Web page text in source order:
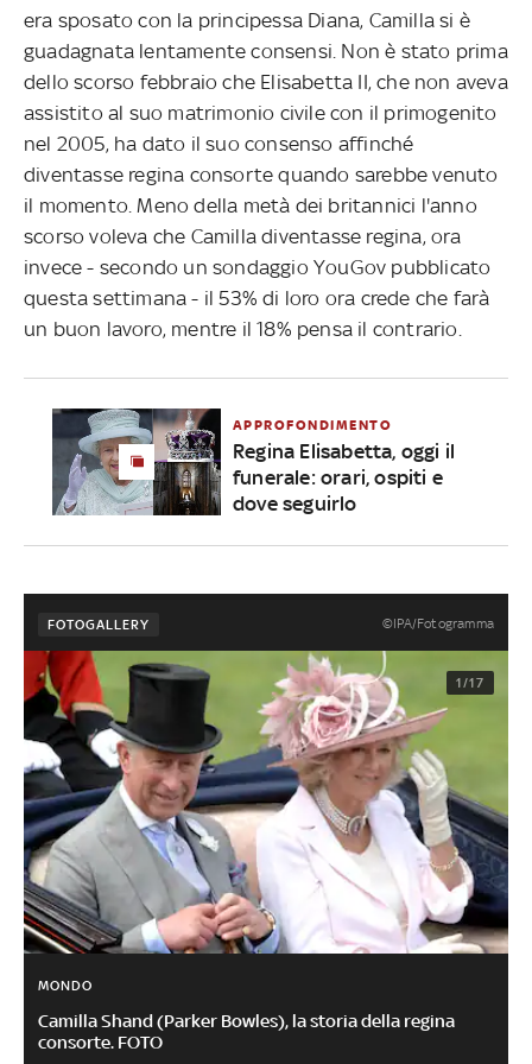
era sposato con la principessa Diana, Camilla si è
guadagnata lentamente consensi. Non è stato prima
dello scorso febbraio che Elisabetta II, che non aveva
assistito al suo matrimonio civile con il primogenito
nel 2005, ha dato il suo consenso affinché
diventasse regina consorte quando sarebbe venuto
il momento. Meno della metà dei britannici l'anno
scorso voleva che Camilla diventasse regina, ora
invece - secondo un sondaggio YouGov pubblicato
questa settimana - il 53% di loro ora crede che farà
un buon lavoro, mentre il 18% pensa il contrario.
APPROFONDIMENTO
Regina Elisabetta, oggi il
funerale: orari, ospiti e
dove seguirlo
FOTOGALLERY ©IPA/Fotogramma
1/17
MONDO
Camilla Shand (Parker Bowles), la storia della regina
consorte. FOTO